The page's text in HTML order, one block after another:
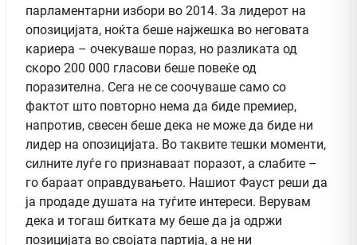
парламентарни избори во 2014. За лидерот на
опозицијата, ноќта беше најжешка во неговата
кариера – очекуваше пораз, но разликата од
скоро 200 000 гласови беше повеќе од
поразителна. Сега не се соочуваше само со
фактот што повторно нема да биде премиер,
напротив, свесен беше дека не може да биде ни
лидер на опозицијата. Во таквите тешки моменти,
силните луѓе го признаваат поразот, а слабите –
го бараат оправдувањето. Нашиот Фауст реши да
ја продаде душата на туѓите интереси. Верувам
дека и тогаш битката му беше да ја одржи
позицијата во својата партија, а не ни